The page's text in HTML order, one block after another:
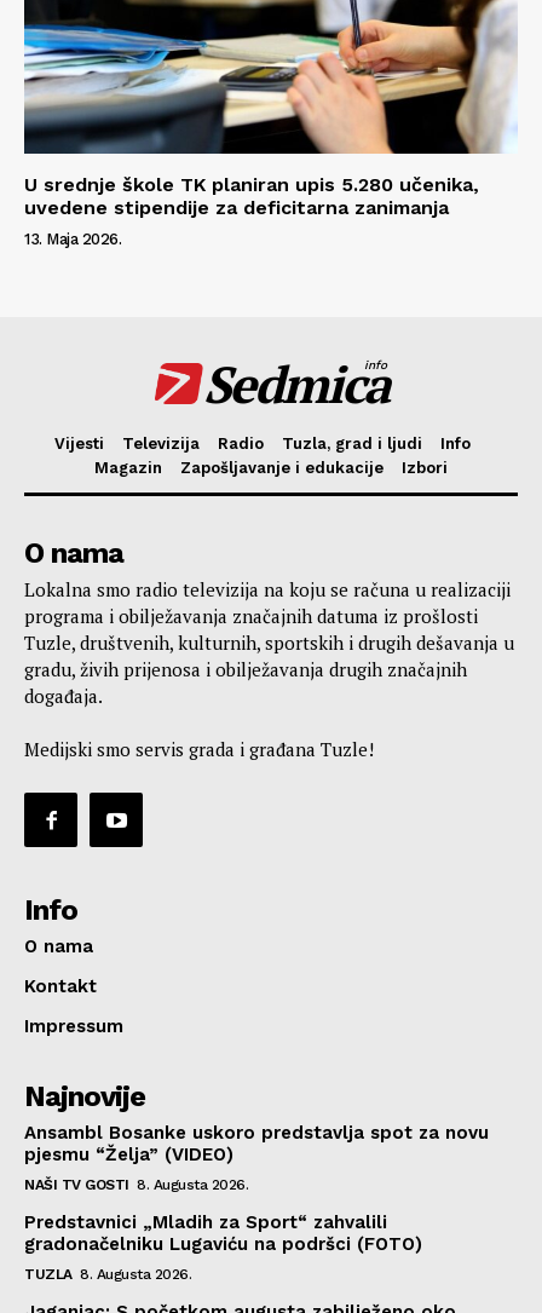
U srednje škole TK planiran upis 5.280 učenika,
uvedene stipendije za deficitarna zanimanja
13. Maja 2026.
Sedmica
info
Vijesti Televizija Radio Tuzla, grad i ljudi
Info
Magazin
Zapošljavanje i edukacije Izbori
O nama
Lokalna smo radio televizija na koju se računa u realizaciji
programa i obilježavanja značajnih datuma iz prošlosti
Tuzle, društvenih, kulturnih, sportskih i drugih dešavanja u
gradu, živih prijenosa i obilježavanja drugih značajnih
događaja.
Medijski smo servis grada i građana Tuzle!
Info
O nama
Kontakt
Impressum
Najnovije
Ansambl Bosanke uskoro predstavlja spot za novu
pjesmu “Želja” (VIDEO)
NAŠI TV GOSTI 8. Augusta 2026.
Predstavnici „Mladih za Sport“ zahvalili
gradonačelniku Lugaviću na podršci (FOTO)
TUZLA 8. Augusta 2026.